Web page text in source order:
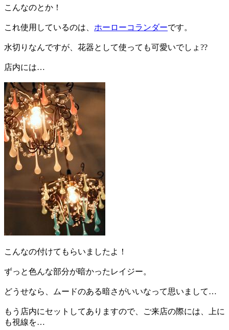
こんなのとか！
これ使用しているのは、 ホーローコランダーです。
水切りなんですが、花器として使っても可愛いでしょ??
店内には…
こんなの付けてもらいましたよ！
ずっと色んな部分が暗かったレイジー。
どうせなら、ムードのある暗さがいいなって思いまして…
もう店内にセットしてありますので、ご来店の際には、上に
も視線を…